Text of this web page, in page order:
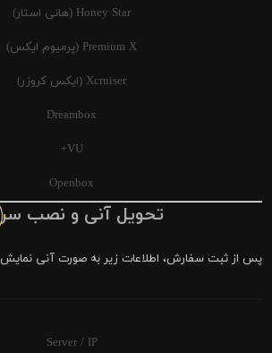
Honey Star (هانی استار)
Premium X (پرمیوم ایکس)
Xcruiser (ایکس کروزر)
Dreambox
VU+
Openbox
تحویل آنی و نصب
پس از ثبت سفارش، اطلاعات زیر به صورت آنی
Server / IP